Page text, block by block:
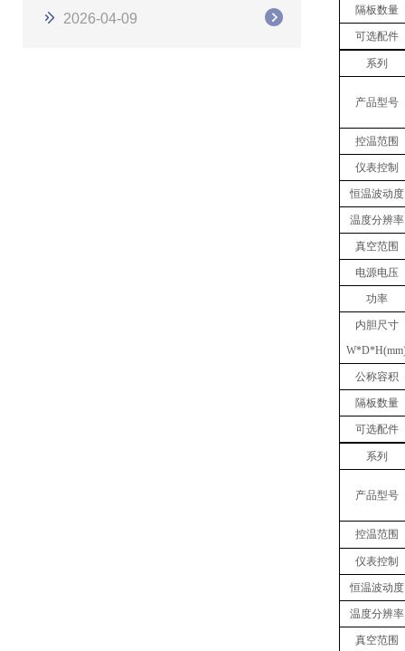
2026-04-09
隔板数量
可选配件
系列
产品型号
控温范围
仪表控制
恒温波动度
温度分辨率
真空范围
电源电压
功率
内胆尺寸
W*D*
公称容积
隔板数量
可选配件
系列
产品型号
控温范围
仪表控制
恒温波动度
温度分辨率
真空范围